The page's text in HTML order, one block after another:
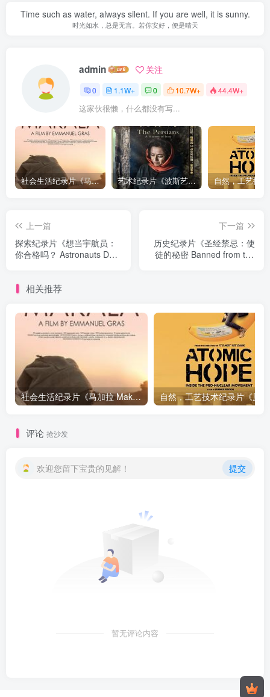
Time such as water, always silent. If you are well, it is sunny.
时光如水，总是无言。若你安好，便是晴天
admin 关注
0 1.1W+ 0 10.7W+ 44.4W+
这家伙很懒，什么都没有写...
社会生活纪录片《马加拉 Makala》下载 艺术纪录片《波斯艺术 Art of Persia》下载
上一篇
探索纪录片《想当宇航员：
你合格吗？ Astronauts Do
下一篇
历史纪录片《圣经禁忌：使
徒的秘密 Banned from the
相关推荐
社会生活纪录片《马加拉 Makala》下载
评论 抢沙发
欢迎您留下宝贵的见解！ 提交
暂无评论内容